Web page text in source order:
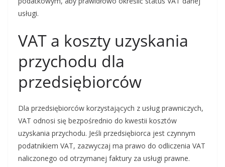
usługi.
VAT a koszty uzyskania
przychodu dla
przedsiębiorców
Dla przedsiębiorców korzystających z usług prawniczych,
VAT odnosi się bezpośrednio do kwestii kosztów
uzyskania przychodu. Jeśli przedsiębiorca jest czynnym
podatnikiem VAT, zazwyczaj ma prawo do odliczenia VAT
naliczonego od otrzymanej faktury za usługi prawne.